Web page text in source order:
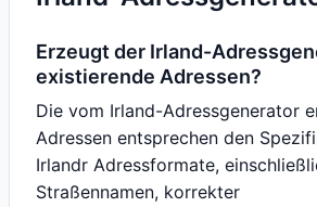
Erzeugt der Irland-
existierende Adressen?
Die vom Irland-Adressgenerator
Adressen entsprechen den
Irlandr Adressformate,
Straßennamen, korrekter